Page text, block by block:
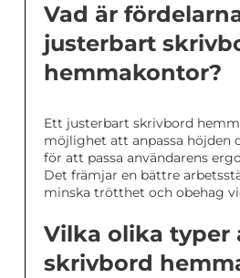
Vad är
justerbart
hemmakontor?
Ett justerbart skrivbord
möjlighet att anpassa höjden
för att passa användarens
Det främjar en bättre
minska trötthet och obehag
Vilka olika typer
skrivbord